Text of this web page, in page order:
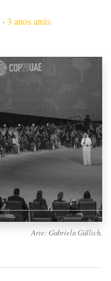
· 3 anos atrás
Arte: Gabriela Güllich.